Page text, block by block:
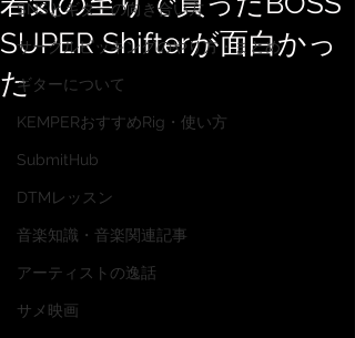
SNSとギターの向き合い方
サークルピッキングのやり方・まとめ
ギターについて
KEMPERおすすめRig・使い方
SubmitHub
DTMレッスン
音楽知識・音楽関連記事
アーティストの逸話
サメ映画
SUPER Shifterが面白かっ
た